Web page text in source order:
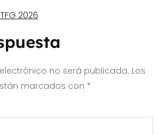
TFG 2026
no será publicada. Los
marcados con *